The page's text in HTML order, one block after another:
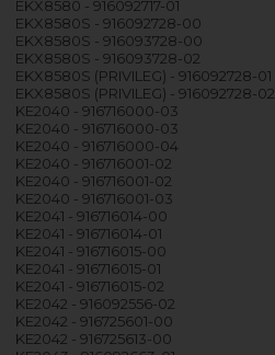
EKX8580 - 916092717-01
EKX8580S - 916092728-00
EKX8580S - 916093728-00
EKX8580S - 916093728-02
EKX8580S (PRIVILEG) - 916092728-01
EKX8580S (PRIVILEG) - 916092728-02
KE2040 - 916716000-03
KE2040 - 916716000-03
KE2040 - 916716000-04
KE2040 - 916716001-02
KE2040 - 916716001-02
KE2040 - 916716001-03
KE2041 - 916716014-00
KE2041 - 916716014-01
KE2041 - 916716015-00
KE2041 - 916716015-01
KE2041 - 916716015-02
KE2042 - 916092556-02
KE2042 - 916725601-00
KE2042 - 916725613-00